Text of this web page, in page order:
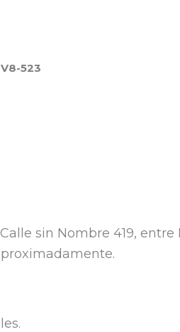
V8-523
sin Nombre 419,